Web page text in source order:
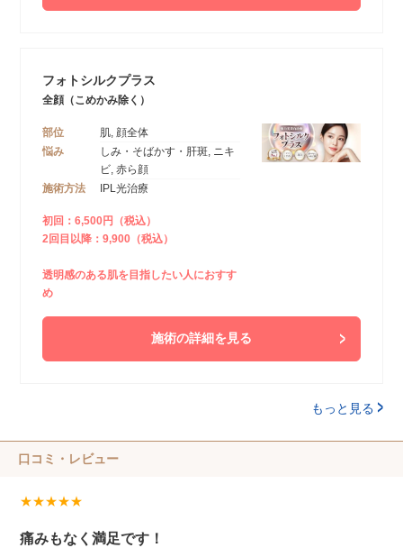
フォトシルクプラス
全顔（こめかみ除く）
部位
肌, 顔全体
悩み
しみ・そばかす・肝斑, ニキ
ビ, 赤ら顔
施術方法
IPL光治療
初回：6,500円（税込）
2回目以降：9,900（税込）
透明感のある肌を目指したい人におすす
め
施術の詳細を見る
もっと見る
口コミ・レビュー
★★★★★
痛みもなく満足です！